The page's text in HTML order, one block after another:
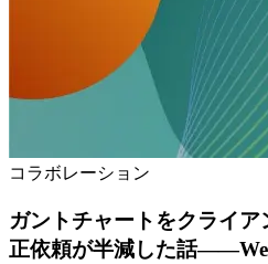
コラボレーション
ガントチャートをクライ
正依頼が半減した話